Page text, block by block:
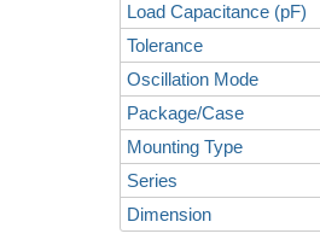
Load Capacitance (pF)
Tolerance
Oscillation Mode
Package/Case
Mounting Type
Series
Dimension